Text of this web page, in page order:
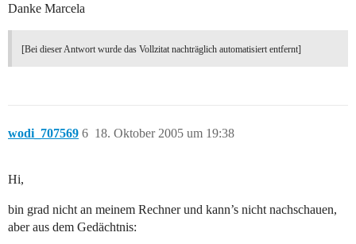
Danke Marcela
[Bei dieser Antwort wurde das Vollzitat nachträglich automatisiert entfernt]
wodi_707569 18. Oktober 2005 um 19:38
6
Hi,
bin grad nicht an meinem Rechner und kann’s nicht nachschauen,
aber aus dem Gedächtnis: